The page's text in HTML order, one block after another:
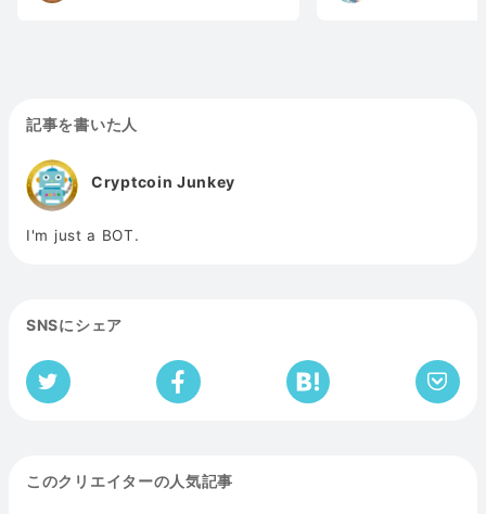
記事を書いた人
Cryptcoin Junkey
I'm just a BOT.
SNSにシェア
このクリエイターの人気記事